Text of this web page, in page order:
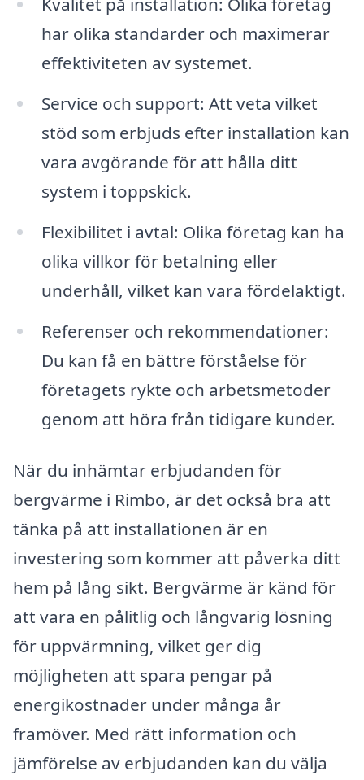
har olika standarder och maximerar
effektiviteten av systemet.
Service och support: Att veta vilket
stöd som erbjuds efter installation kan
vara avgörande för att hålla ditt
system i toppskick.
Flexibilitet i avtal: Olika företag kan ha
olika villkor för betalning eller
underhåll, vilket kan vara fördelaktigt.
Referenser och rekommendationer:
Du kan få en bättre förståelse för
företagets rykte och arbetsmetoder
genom att höra från tidigare kunder.
När du inhämtar erbjudanden för
bergvärme i Rimbo, är det också bra att
tänka på att installationen är en
investering som kommer att påverka ditt
hem på lång sikt. Bergvärme är känd för
att vara en pålitlig och långvarig lösning
för uppvärmning, vilket ger dig
möjligheten att spara pengar på
energikostnader under många år
framöver. Med rätt information och
jämförelse av erbjudanden kan du välja